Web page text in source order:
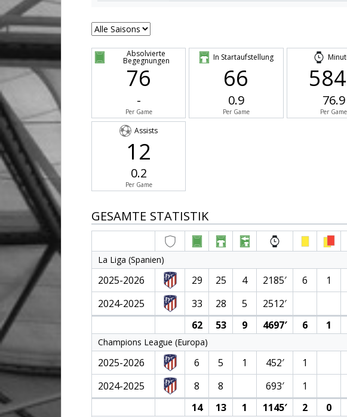
Absolvierte
Begegnungen
76
-
Per Game
In Startaufstellung
66
0.9
Per Game
76.9
Per Game
Assists
12
0.2
Per Game
GESAMTE STATISTIK
La Liga (Spanien)
2025-2026 29 25 4 2185′ 6 1
2024-2025 33 28 5 2512′
62 53 9 4697′ 6 1
Champions League (Europa)
2025-2026 6 5 1 452′ 1
2024-2025 8 8 693′ 1
14 13 1 1145′ 2 0